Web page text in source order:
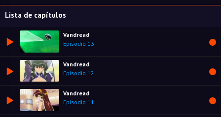
Lista de capítulos
Vandread
Episodio 13
Vandread
Episodio 12
Vandread
Episodio 11